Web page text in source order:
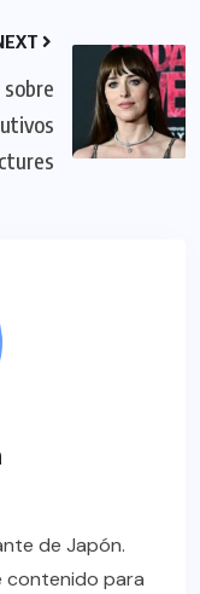
de Japón.
contenido para